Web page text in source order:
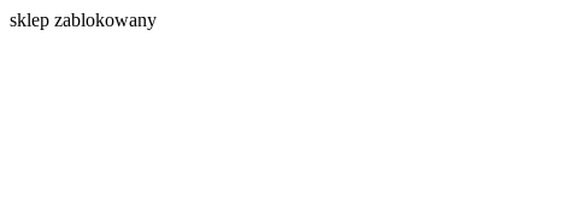
sklep zablokowany